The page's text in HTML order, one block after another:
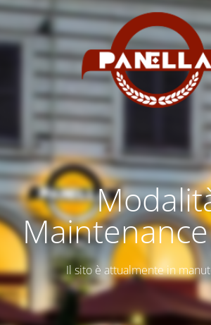
Maintenance
Il sito è attualmente in